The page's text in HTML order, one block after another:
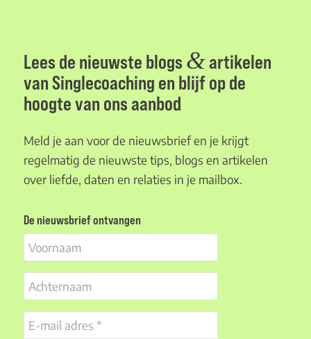
Lees de nieuwste blogs &artikelen
van Singlecoaching en blijf op de
hoogte van ons aanbod
Meld je aan voor de nieuwsbrief en je krijgt
regelmatig de nieuwste tips, blogs en artikelen
over liefde, daten en relaties in je mailbox.
De nieuwsbrief ontvangen
Voornaam
Achternaam
E-